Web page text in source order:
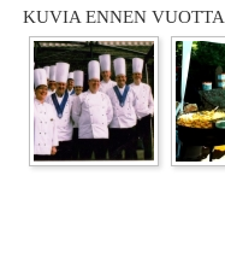
KUVIA ENNEN